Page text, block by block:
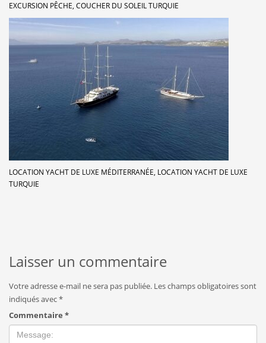
EXCURSION PÊCHE, COUCHER DU SOLEIL TURQUIE
LOCATION YACHT DE LUXE MÉDITERRANÉE, LOCATION YACHT DE LUXE
TURQUIE
Laisser un commentaire
Votre adresse e-mail ne sera pas publiée. Les champs obligatoires sont
indiqués avec*
Commentaire *